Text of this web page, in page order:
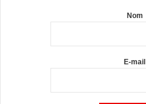
Nom
E-mail